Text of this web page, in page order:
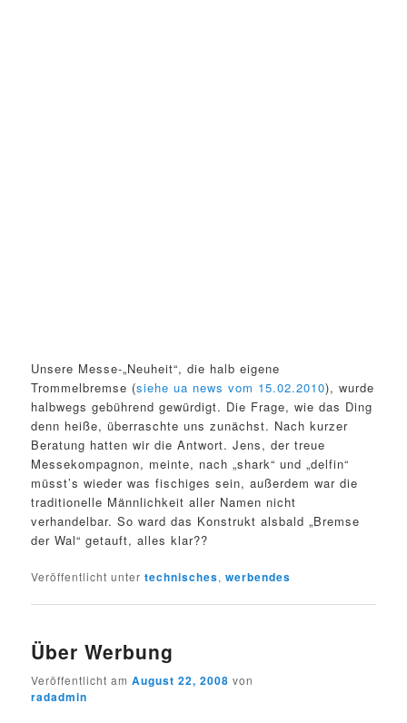
Unsere Messe-„Neuheit“, die halb eigene
Trommelbremse (siehe ua news vom 15.02.2010), wurde
halbwegs gebührend gewürdigt. Die Frage, wie das Ding
denn heiße, überraschte uns zunächst. Nach kurzer
Beratung hatten wir die Antwort. Jens, der treue
Messekompagnon, meinte, nach „shark“ und „delfin“
müsst’s wieder was fischiges sein, außerdem war die
traditionelle Männlichkeit aller Namen nicht
verhandelbar. So ward das Konstrukt alsbald „Bremse
der Wal“ getauft, alles klar??
Veröffentlicht unter technisches,werbendes
Über Werbung
Veröffentlicht amAugust 22, 2008 von
radadmin